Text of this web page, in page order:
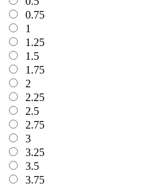
0.75
1
1.25
1.5
1.75
2
2.25
2.5
2.75
3
3.25
3.5
3.75